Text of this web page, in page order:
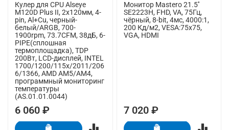
Кулер для CPU Alseye
M120D Plus II, 2х120мм, 4-
pin, Al+Cu, черный-
белый/ARGB, 700-
1900rpm, 73.7CFM, 38дБ, 6-
PIPE(сплошная
термоплощадка), TDP
200Вт, LCD-дисплей, INTEL
1700/1200/115x/2011/206
6/1366, AMD AM5/AM4,
программный мониторинг
температуры
(AS.01.01.0044)
6 060 ₽
Монитор Mastero 21.5''
SE2223H, FHD, VA, 75Гц,
чёрный, 8-bit, 4мс, 4000:1,
200 Кд/м2, VESA:75x75,
VGA, HDMI
7 020 ₽